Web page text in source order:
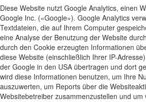
Diese Website nutzt Google Analytics, einen
Google Inc. («Google»). Google Analytics
Textdateien, die auf Ihrem Computer
eine Analyse der Benutzung der Website
durch den Cookie erzeugten Informationen
diese Website (einschließlich Ihrer IP-
der Google in den USA übertragen und dort
wird diese Informationen benutzen, um Ihre
auszuwerten, um Reports über die
Websitebetreiber zusammenzustellen und um